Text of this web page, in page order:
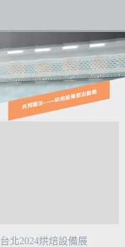
台北2024烘焙設備展